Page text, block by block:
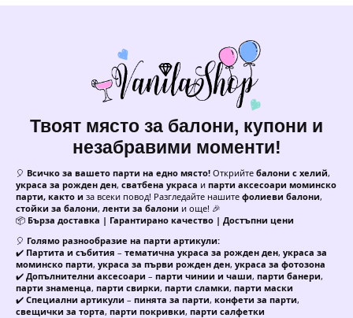
Твоят място за балони, купони и
незабравими моменти!
🎈 Всичко за вашето парти на едно място! Открийте балони с хелий,
украса за рожден ден, сватбена украса и парти аксесоари моминско
парти, както и за всеки повод! Разгледайте нашите фолиеви балони,
стойки за балони, ленти за балони и още! 🎉
📦 Бърза доставка | Гарантирано качество | Достъпни цени
🎈 Голямо разнообразие на парти артикули:
✔️ Партита и събития – тематична украса за рожден ден, украса за
моминско парти, украса за първи рожден ден, украса за фотозона
✔️ Допълнителни аксесоари – парти чинии и чаши, парти банери,
парти знаменца, парти свирки, парти сламки, парти маски
✔️ Специални артикули – пинята за парти, конфети за парти,
свещички за торта, парти покривки, парти салфетки